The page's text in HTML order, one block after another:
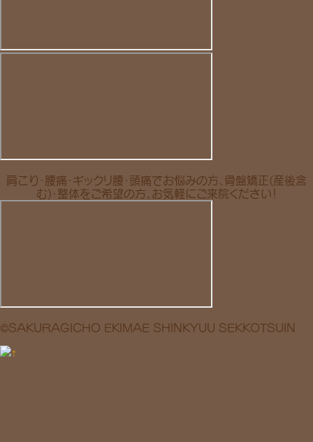
肩こり・腰痛・ギックリ腰・頭痛でお悩みの方、骨盤矯正(産後含
む)・整体をご希望の方、お気軽にご来院ください！
©SAKURAGICHO EKIMAE SHINKYUU SEKKOTSUIN